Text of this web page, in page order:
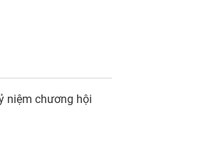
niệm chương hội